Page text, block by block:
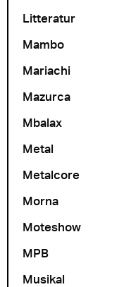
Litteratur
Mambo
Mariachi
Mazurca
Mbalax
Metal
Metalcore
Morna
Moteshow
MPB
Musikal